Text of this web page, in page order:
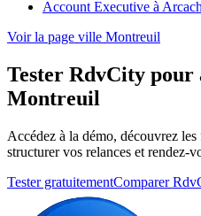
Account Executive à
Voir la page ville Montreuil
Tester RdvCity pour
Montreuil
Accédez à la démo, découvrez
structurer vos relances et rendez-
Tester gratuitementComparer